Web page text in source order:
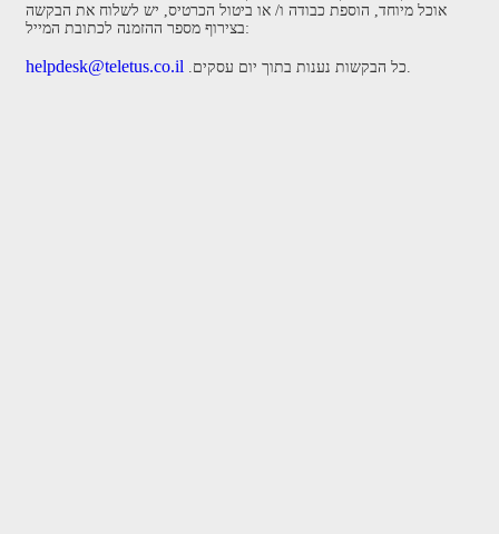
אוכל מיוחד, הוספת כבודה ו/ או ביטול הכרטיס, יש לשלוח את הבקשה
בצירוף מספר ההזמנה לכתובת המייל:
helpdesk@teletus.co.il